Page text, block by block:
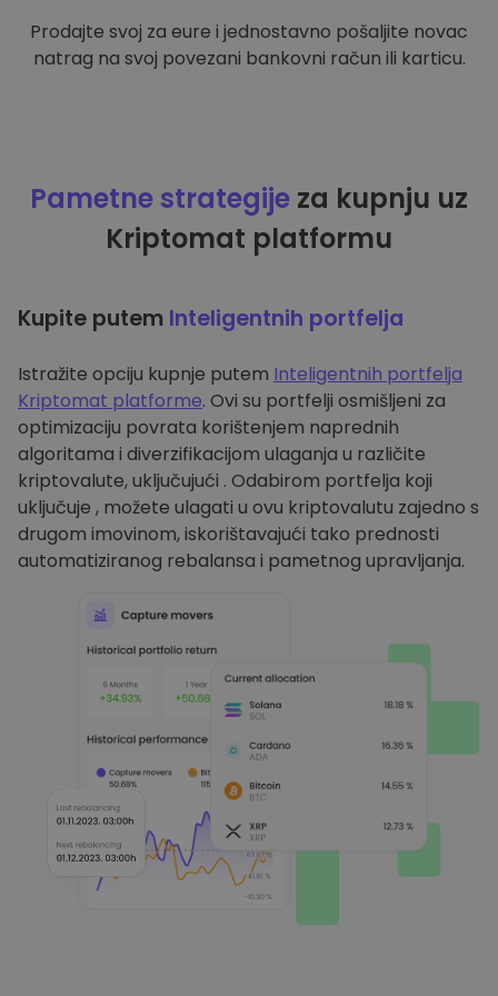
Prodajte svoj za eure i jednostavno pošaljite novac
natrag na svoj povezani bankovni račun ili karticu.
Pametne strategije za kupnju uz
Kriptomat platformu
Kupite putem Inteligentnih portfelja
Istražite opciju kupnje putem Inteligentnih portfelja
Kriptomat platforme. Ovi su portfelji osmišljeni za
optimizaciju povrata korištenjem naprednih
algoritama i diverzifikacijom ulaganja u različite
kriptovalute, uključujući . Odabirom portfelja koji
uključuje , možete ulagati u ovu kriptovalutu zajedno s
drugom imovinom, iskorištavajući tako prednosti
automatiziranog rebalansa i pametnog upravljanja.